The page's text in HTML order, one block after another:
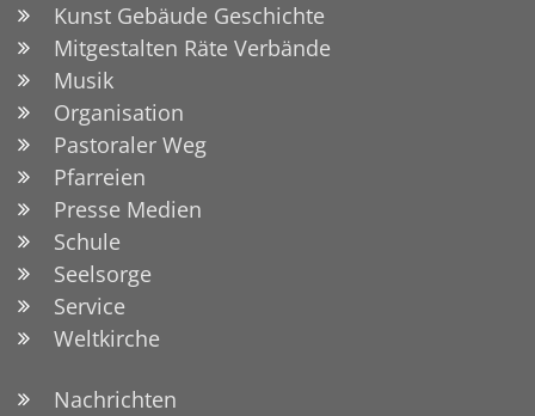
Kunst Gebäude Geschichte
Mitgestalten Räte Verbände
Musik
Organisation
Pastoraler Weg
Pfarreien
Presse Medien
Schule
Seelsorge
Service
Weltkirche
Nachrichten